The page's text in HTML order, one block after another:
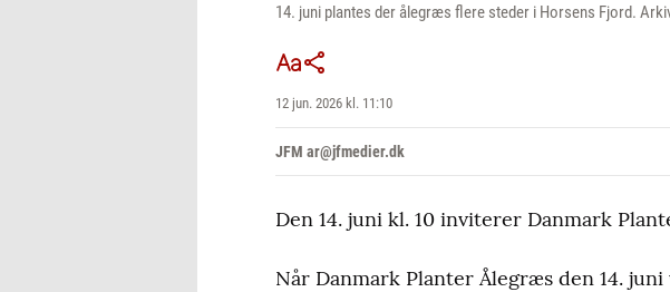
14. juni plantes der ålegræs flere steder i Horsens Fjord.
12 jun. 2026 kl. 11:10
JFM ar@jfmedier.dk
Den 14. juni kl. 10 inviterer Danmark
Når Danmark Planter Ålegræs den 14.